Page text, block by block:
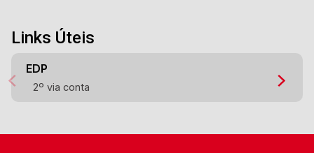
Links Úteis
EDP
2º via conta